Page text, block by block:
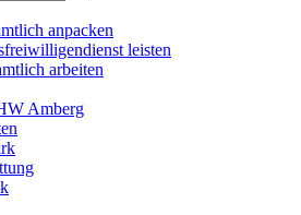
anpacken
leisten
arbeiten
Amberg